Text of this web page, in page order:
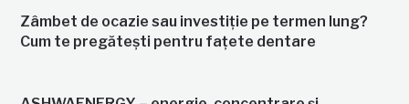
Zâmbet de ocazie sau investiție pe termen lung?
Cum te pregătești pentru fațete dentare